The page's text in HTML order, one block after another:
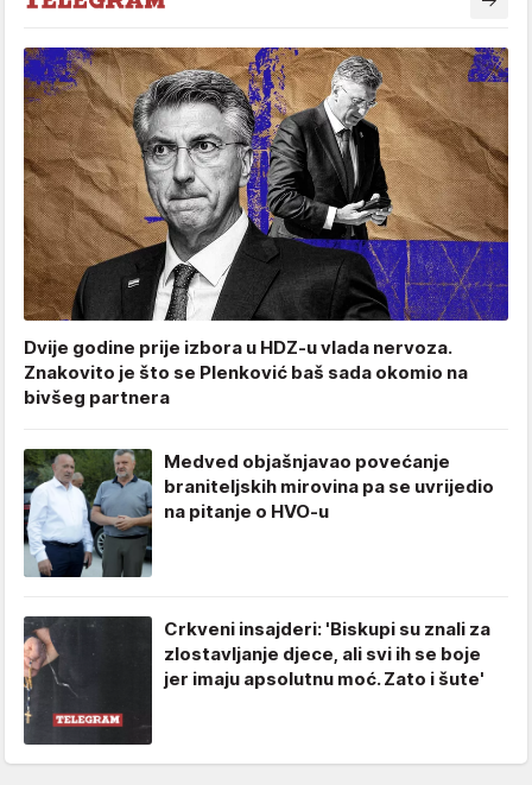
Dvije godine prije izbora u HDZ-u vlada nervoza.
Znakovito je što se Plenković baš sada okomio na
bivšeg partnera
Medved objašnjavao povećanje
braniteljskih mirovina pa se uvrijedio
na pitanje o HVO-u
Crkveni insajderi: 'Biskupi su znali za
zlostavljanje djece, ali svi ih se boje
jer imaju apsolutnu moć. Zato i šute'